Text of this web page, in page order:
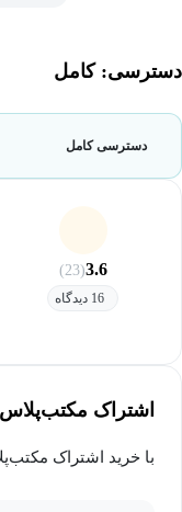
دسترسی: کامل
دسترسی کامل
3.6
(23)
16 دیدگاه
اشتراک مکتب‌پلاس
با خرید اشتراک مکتب‌پلاس، علاوه بر